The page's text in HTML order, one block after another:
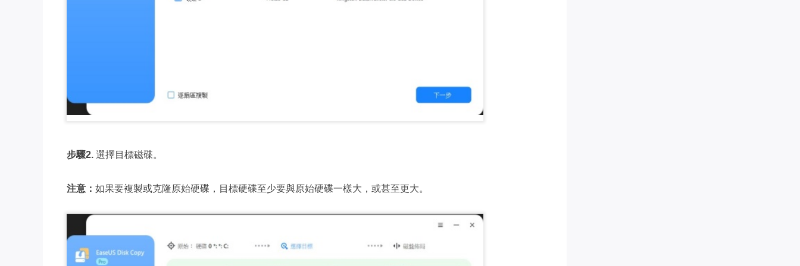
步驟2. 選擇目標磁碟。
注意： 如果要複製或克隆原始硬碟，目標硬碟至少要與原始硬碟一樣大，或甚至更大。